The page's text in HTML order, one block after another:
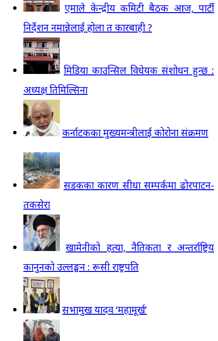
एमाले केन्द्रीय कमिटी बैठक आज, पार्टी
निर्देशन नमान्नेलाई होला त कारबाही ?
मिडिया काउन्सिल विधेयक संशोधन हुन्छ :
अध्यक्ष तिमिल्सिना
कर्नाटकका मुख्यमन्त्रीलाई कोरोना संक्रमण
सडकका कारण सीधा सम्पर्कमा ढोरपाटन-
तकसेरा
खामेनीको हत्या, नैतिकता र अन्तर्राष्ट्रिय
कानुनको उल्लङ्घन : रूसी राष्ट्रपति
सभामुख यादव ‘महामूर्ख’